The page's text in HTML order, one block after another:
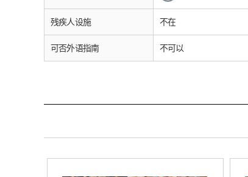
残疾人设施 不在
可否外语指南 不可以